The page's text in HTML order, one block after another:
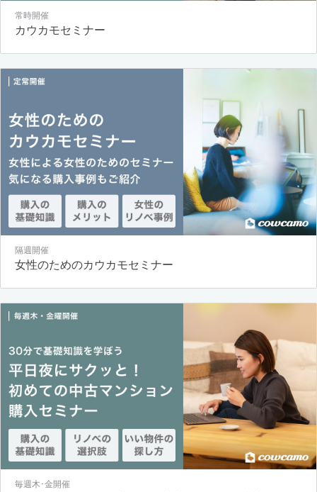
常時開催
カウカモセミナー
隔週開催
女性のためのカウカモセミナー
毎週木･金開催